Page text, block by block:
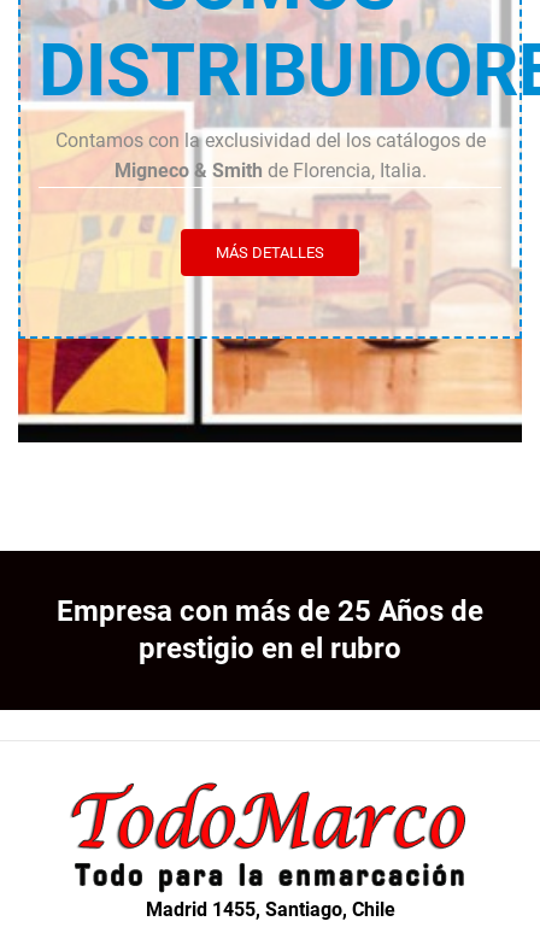
Contamos con la exclusividad del los catálogos de
Migneco & Smith de Florencia, Italia.
MÁS DETALLES
Empresa con más de 25 Años de
prestigio en el rubro
Madrid 1455, Santiago, Chile